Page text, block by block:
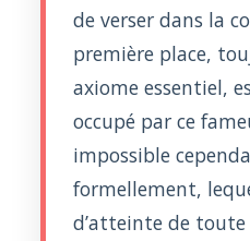
de verser dans la
première place,
axiome essentiel,
occupé par ce
impossible
formellement,
d’atteinte de